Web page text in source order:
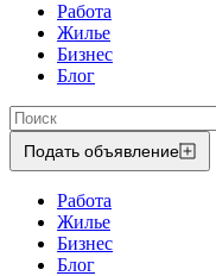
Работа
Жилье
Бизнес
Блог
Подать объявление
Работа
Жилье
Бизнес
Блог